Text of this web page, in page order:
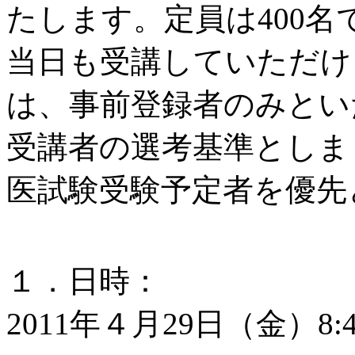
たします。定員は400名
当日も受講していただ
は、事前登録者のみと
受講者の選考基準とし
医試験受験予定者を優
１．日時：
2011年４月29日（金）